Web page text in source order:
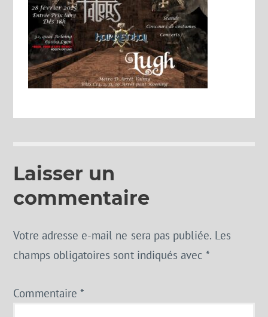
Laisser un
commentaire
Votre adresse e-mail ne sera pas publiée. Les
champs obligatoires sont indiqués avec*
Commentaire *